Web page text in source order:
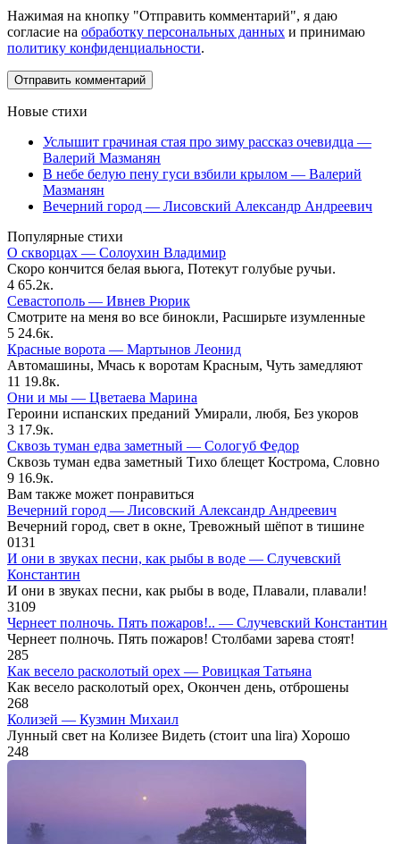
Нажимая на кнопку "Отправить комментарий", я даю
согласие на обработку персональных данных и принимаю
политику конфиденциальности.
Новые стихи
Услышит грачиная стая про зиму рассказ очевидца —
Валерий Мазманян
В небе белую пену гуси взбили крылом — Валерий
Мазманян
Вечерний город — Лисовский Александр Андреевич
Популярные стихи
О скворцах — Солоухин Владимир
Скоро кончится белая вьюга, Потекут голубые ручьи.
4 65.2к.
Севастополь — Ивнев Рюрик
Смотрите на меня во все бинокли, Расширьте изумленные
5 24.6к.
Красные ворота — Мартынов Леонид
Автомашины, Мчась к воротам Красным, Чуть замедляют
11 19.8к.
Они и мы — Цветаева Марина
Героини испанских преданий Умирали, любя, Без укоров
3 17.9к.
Сквозь туман едва заметный — Сологуб Федор
Сквозь туман едва заметный Тихо блещет Кострома, Словно
9 16.9к.
Вам также может понравиться
Вечерний город — Лисовский Александр Андреевич
Вечерний город, свет в окне, Тревожный шёпот в тишине
0131
И они в звуках песни, как рыбы в воде — Случевский
Константин
И они в звуках песни, как рыбы в воде, Плавали, плавали!
3109
Чернеет полночь. Пять пожаров!.. — Случевский Константин
Чернеет полночь. Пять пожаров! Столбами зарева стоят!
285
Как весело расколотый орех — Ровицкая Татьяна
Как весело расколотый орех, Окончен день, отброшены
268
Колизей — Кузмин Михаил
Лунный свет на Колизее Видеть (стоит una lira) Хорошо
248